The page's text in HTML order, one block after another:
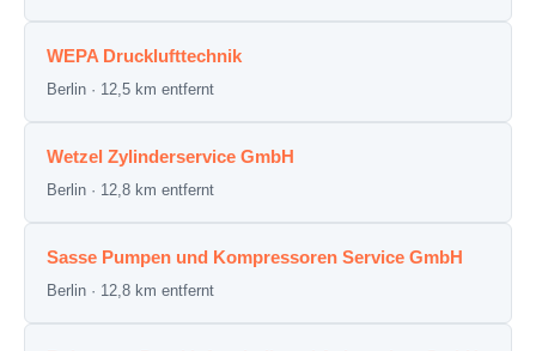
WEPA Drucklufttechnik
Berlin · 12,5 km entfernt
Wetzel Zylinderservice GmbH
Berlin · 12,8 km entfernt
Sasse Pumpen und Kompressoren Service GmbH
Berlin · 12,8 km entfernt